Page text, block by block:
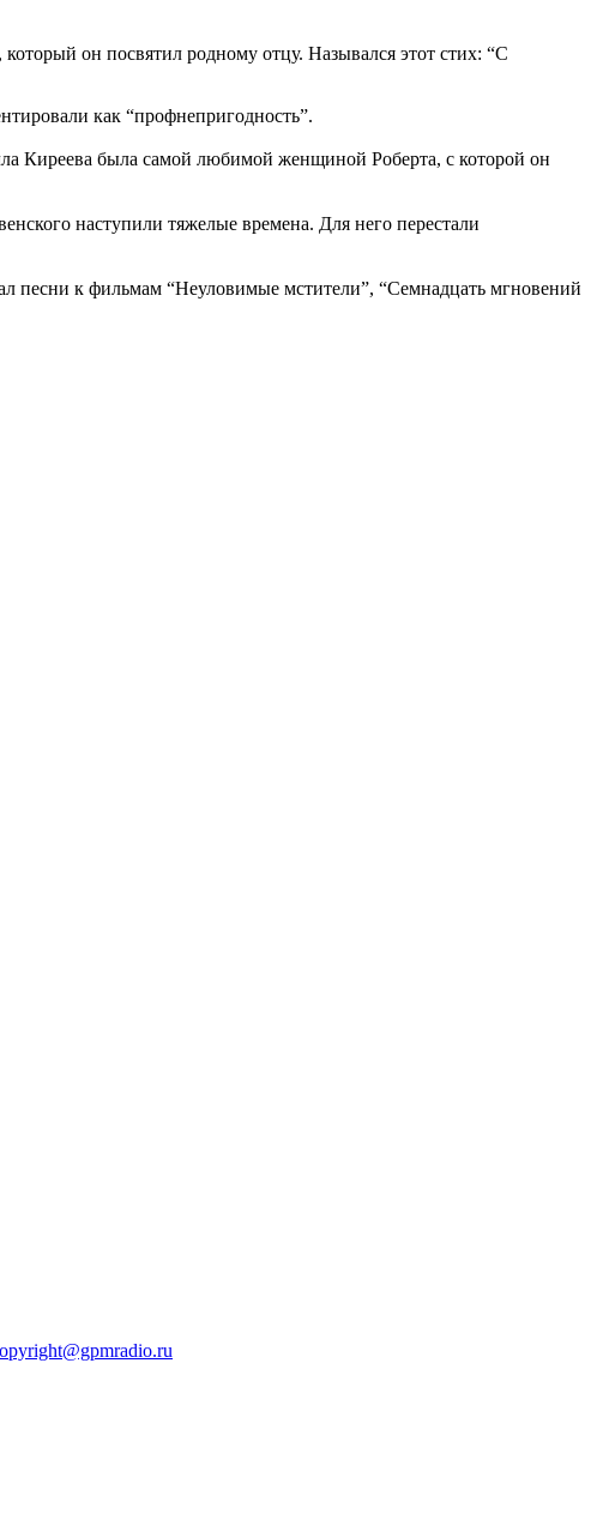
он посвятил родному отцу. Назывался этот стих: “С
как “профнепригодность”.
Киреева была самой любимой женщиной Роберта, с которой он
наступили тяжелые времена. Для него перестали
песни к фильмам “Неуловимые мстители”, “Семнадцать мгновений